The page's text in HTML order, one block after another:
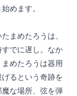
めます。
まめたろうは、
でに遅し。なか
めたろうは器用
るという奇跡を
な場所、弦を弾